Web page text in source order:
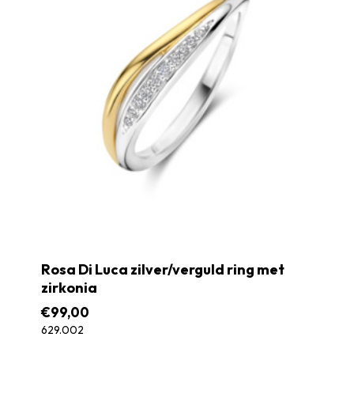
Rosa Di Luca zilver/verguld ring met
zirkonia
€99,00
629.002